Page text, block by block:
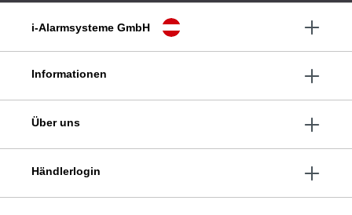
i-Alarmsysteme GmbH
Informationen
Über uns
Händlerlogin